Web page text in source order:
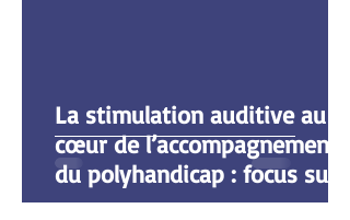
La stimulation auditive au
cœur de l’accompagnement
du polyhandicap : focus sur la
méthode Tomatis